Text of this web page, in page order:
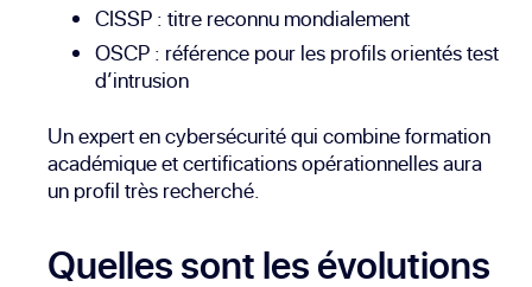
CISSP : titre reconnu mondialement
OSCP : référence pour les profils orientés test
d’intrusion
Un expert en cybersécurité qui combine formation
académique et certifications opérationnelles aura
un profil très recherché.
Quelles sont les évolutions